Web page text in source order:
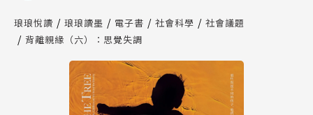
查詢
【公告】琅琅讀墨數位閱讀資產合併與書櫃開通申請
琅琅悅讀 琅琅讀墨 電子書 社會科學
社會議題
背離親緣（六）：思覺失調